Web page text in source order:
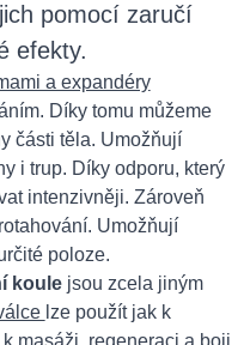
pomocí zaručí
efekty.
a expandéry
Díky tomu můžeme
části těla. Umožňují
i trup. Díky odporu, který
intenzivněji. Zároveň
Umožňují
poloze.
koule jsou zcela jiným
lze použít jak k
masáži, regeneraci a boji